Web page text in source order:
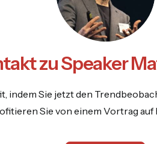
zu Speaker
indem Sie jetzt den
Sie von einem Vortrag auf